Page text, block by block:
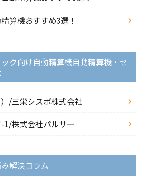
算機おすすめ3選！
ック向け自動精算機自動精算機・セ
/三栄シスポ株式会社
1/株式会社パルサー
解決コラム